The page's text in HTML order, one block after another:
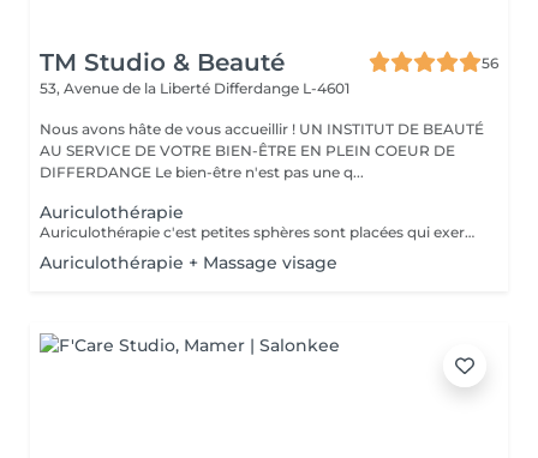
TM Studio & Beauté
56
53, Avenue de la Liberté Differdange L-4601
Nous avons hâte de vous accueillir ! UN INSTITUT DE BEAUTÉ
AU SERVICE DE VOTRE BIEN-ÊTRE EN PLEIN COEUR DE
DIFFERDANGE Le bien-être n'est pas une q...
Auriculothérapie
Auriculothérapie c'est petites sphères sont placées qui exercent une pression aux points réflexes de l'oreille. Ils peuvent aider à soulager la douleur, l'anxiété, le stress, inconfort, syndrome prémenstruel, entre autres
Auriculothérapie + Massage visage